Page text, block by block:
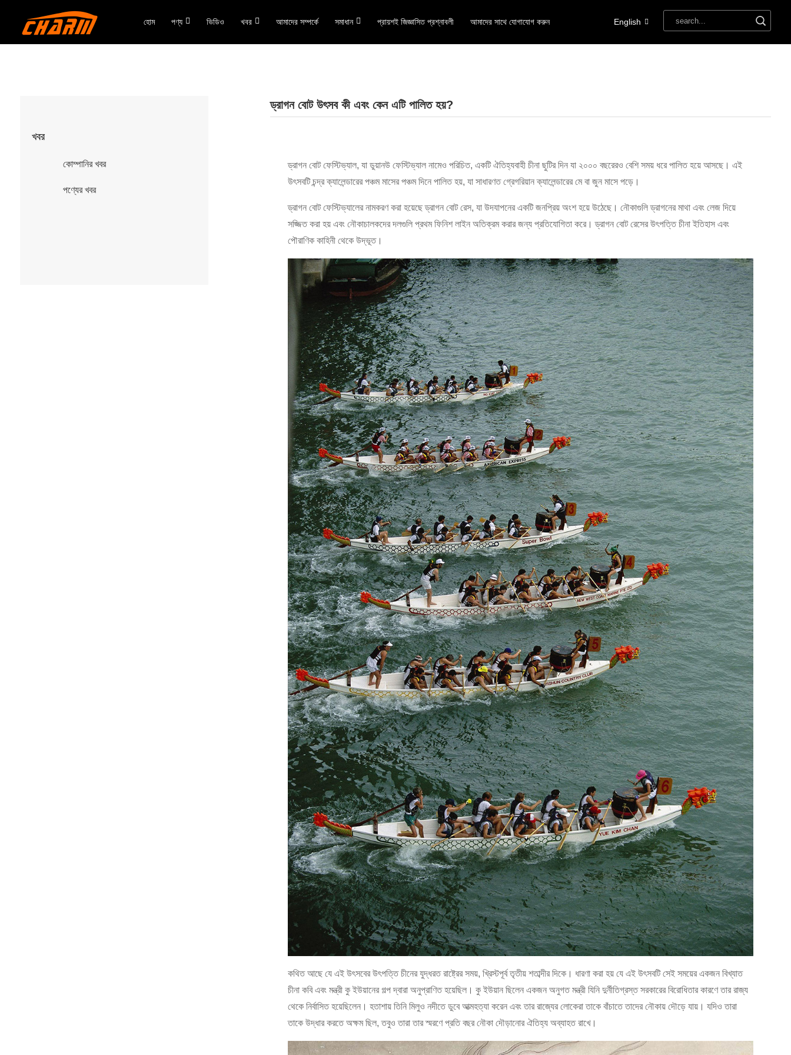
হোম পণ্য ভিডিও খবর আমাদের সম্পর্কে সমাধান প্রায়শই জিজ্ঞাসিত প্রশ্নাবলী আমাদের সাথে যোগাযোগ করুন English
খবর
কোম্পানির খবর
পণ্যের খবর
ড্রাগন বোট উৎসব কী এবং কেন এটি পালিত হয়?
ড্রাগন বোট ফেস্টিভ্যাল, যা ডুয়ানউ ফেস্টিভ্যাল নামেও পরিচিত, একটি ঐতিহ্যবাহী চীনা ছুটির দিন যা ২০০০ বছরেরও বেশি সময় ধরে পালিত হয়ে আসছে। এই
উৎসবটি চন্দ্র ক্যালেন্ডারের পঞ্চম মাসের পঞ্চম দিনে পালিত হয়, যা সাধারণত গ্রেগরিয়ান ক্যালেন্ডারের মে বা জুন মাসে পড়ে।
ড্রাগন বোট ফেস্টিভ্যালের নামকরণ করা হয়েছে ড্রাগন বোট রেস, যা উদযাপনের একটি জনপ্রিয় অংশ হয়ে উঠেছে। নৌকাগুলি ড্রাগনের মাথা এবং লেজ দিয়ে
সজ্জিত করা হয় এবং নৌকাচালকদের দলগুলি প্রথম ফিনিশ লাইন অতিক্রম করার জন্য প্রতিযোগিতা করে। ড্রাগন বোট রেসের উৎপত্তি চীনা ইতিহাস এবং
পৌরাণিক কাহিনী থেকে উদ্ভূত।
কথিত আছে যে এই উৎসবের উৎপত্তি চীনের যুদ্ধরত রাষ্ট্রের সময়, খ্রিস্টপূর্ব তৃতীয় শতাব্দীর দিকে। ধারণা করা হয় যে এই উৎসবটি সেই সময়ের একজন বিখ্যাত
চীনা কবি এবং মন্ত্রী কু ইউয়ানের গল্প দ্বারা অনুপ্রাণিত হয়েছিল। কু ইউয়ান ছিলেন একজন অনুগত মন্ত্রী যিনি দুর্নীতিগ্রস্ত সরকারের বিরোধিতার কারণে তার রাজ্য
থেকে নির্বাসিত হয়েছিলেন। হতাশায় তিনি মিলুও নদীতে ডুবে আত্মহত্যা করেন এবং তার রাজ্যের লোকেরা তাকে বাঁচাতে তাদের নৌকায় দৌড়ে যায়। যদিও তারা
তাকে উদ্ধার করতে অক্ষম ছিল, তবুও তারা তার স্মরণে প্রতি বছর নৌকা দৌড়ানোর ঐতিহ্য অব্যাহত রাখে।